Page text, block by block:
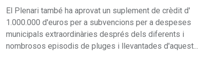
El Plenari també ha aprovat un suplement de crèdit d'
1.000.000 d'euros per a subvencions per a despeses
municipals extraordinàries després dels diferents i
nombrosos episodis de pluges i llevantades d'aquest...